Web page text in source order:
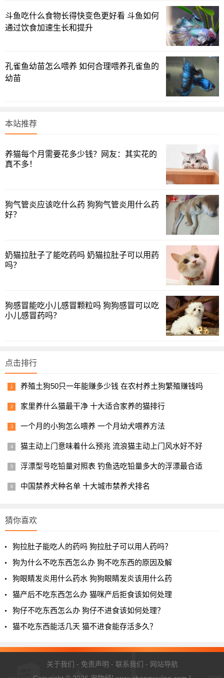
上述就是巴吉度不想养了怎么办的全部内容，供您全面了
解参考！
斗鱼吃什么食物长得快变色更好看 斗鱼如何
通过饮食加速生长和提升
孔雀鱼幼苗怎么喂养 如何合理喂养孔雀鱼的
幼苗
本站推荐
养猫每个月需要花多少钱？网友：其实花的
真不多！
狗气管炎应该吃什么药 狗狗气管炎用什么药
好？
奶猫拉肚子了能吃药吗 奶猫拉肚子可以用药
吗？
狗感冒能吃小儿感冒颗粒吗 狗狗感冒可以吃
小儿感冒药吗？
点击排行
养殖土狗50只一年能赚多少钱 在农村养土狗繁殖赚钱吗
家里养什么猫最干净 十大适合家养的猫排行
一个月的小狗怎么喂养 一个月幼犬喂养方法
猫主动上门意味着什么预兆 流浪猫主动上门风水好不好
浮漂型号吃铅量对照表 钓鱼选吃铅量多大的浮漂最合适
中国禁养犬种名单 十大城市禁养犬排名
猜你喜欢
狗拉肚子能吃人的药吗 狗拉肚子可以用人药吗？
狗为什么不吃东西怎么办 狗不吃东西的原因及解
狗眼睛发炎用什么药水 狗狗眼睛发炎该用什么药
猫产后不吃东西怎么办 猫咪产后拒食该如何处理
狗仔不吃东西怎么办 狗仔不进食该如何处理？
猫不吃东西能活几天 猫不进食能存活多久？
关于我们 - 免责声明 - 联系我们 - 网站导航